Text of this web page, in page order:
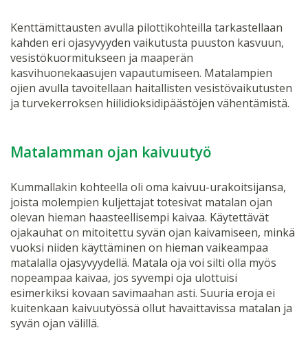
Kenttämittausten avulla pilottikohteilla tarkastellaan
kahden eri ojasyvyyden vaikutusta puuston kasvuun,
vesistökuormitukseen ja maaperän
kasvihuonekaasujen vapautumiseen. Matalampien
ojien avulla tavoitellaan haitallisten vesistövaikutusten
ja turvekerroksen hiilidioksidipäästöjen vähentämistä.
Matalamman ojan kaivuutyö
Kummallakin kohteella oli oma kaivuu-urakoitsijansa,
joista molempien kuljettajat totesivat matalan ojan
olevan hieman haasteellisempi kaivaa. Käytettävät
ojakauhat on mitoitettu syvän ojan kaivamiseen, minkä
vuoksi niiden käyttäminen on hieman vaikeampaa
matalalla ojasyvyydellä. Matala oja voi silti olla myös
nopeampaa kaivaa, jos syvempi oja ulottuisi
esimerkiksi kovaan savimaahan asti. Suuria eroja ei
kuitenkaan kaivuutyössä ollut havaittavissa matalan ja
syvän ojan välillä.